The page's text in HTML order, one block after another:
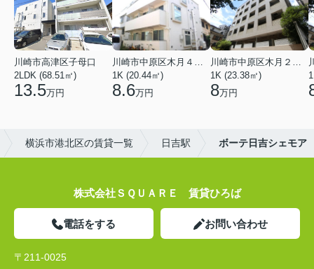
川崎市高津区子母口
2LDK (68.51㎡)
13.5万円
川崎市中原区木月４丁目
1K (20.44㎡)
8.6万円
川崎市中原区木月２丁目
1K (23.38㎡)
8万円
横浜市港北区の賃貸一覧 日吉駅 ボーテ日吉シェモア
株式会社ＳＱＵＡＲＥ 賃貸ひろば
電話をする お問い合わせ
〒211-0025